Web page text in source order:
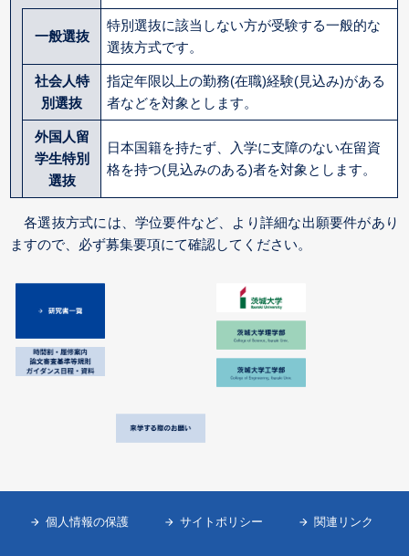
一般選抜
特別選抜に該当しない方が受験する一般的な
選抜方式です。
社会人特
別選抜
指定年限以上の勤務(在職)経験(見込み)がある
者などを対象とします。
外国人留
学生特別
選抜
日本国籍を持たず、入学に支障のない在留資
格を持つ(見込みのある)者を対象とします。
各選抜方式には、学位要件など、より詳細な出願要件があり
ますので、必ず募集要項にて確認してください。
個人情報の保護 サイトポリシー 関連リンク